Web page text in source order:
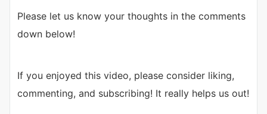
Please let us know your thoughts in the comments
down below!
If you enjoyed this video, please consider liking,
commenting, and subscribing! It really helps us out!